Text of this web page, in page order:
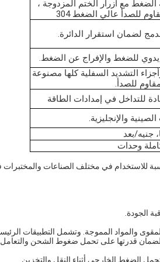
الضغط مع أزرار الختم المزدوجة ،
لضمان استقرار الدائرة.
للضغط والإفراج عن الضغط.
التشديد السفلية كلها مصنوعة
للتداخل في إمدادات الطاقة
والإنجليزية.
وحدات
للاستخدام في مختلف الصناعات
الجودة.
والمواد المموجة. وتشمل التطبيقات
لضمان قدرتها على تحمل ضغوط الشحن والتعامل
الضغط الخارجي أثناء النقل والتخزين.